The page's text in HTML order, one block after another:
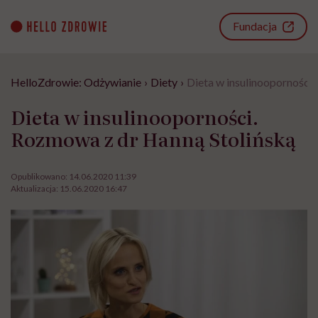
content
Fundacja
HelloZdrowie: Odżywianie › Diety › Dieta w
Dieta w insulinooporności.
Rozmowa z dr Hanną Stolińską
Opublikowano: 14.06.2020 11:39
Aktualizacja: 15.06.2020 16:47